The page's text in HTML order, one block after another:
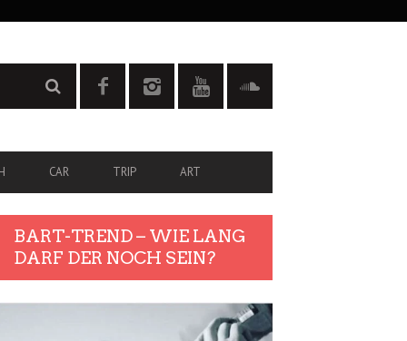
CAR TRIP ART
BART-TREND – WIE LANG
DARF DER NOCH SEIN?